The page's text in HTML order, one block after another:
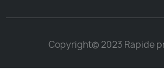
Copyright© 2023 Rapide